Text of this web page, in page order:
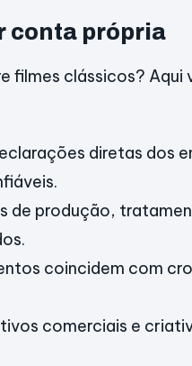
conta própria
filmes clássicos? Aqui
diretas dos
de produção,
coincidem com
comerciais e